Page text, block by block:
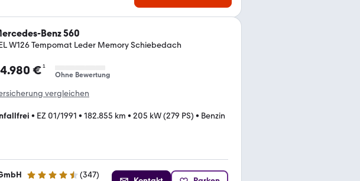
Benz 560
W126 Tempomat Leder Memory Schiebedach
€¹
Ohne Bewertung
vergleichen
• EZ 01/1991 • 182.855 km • 205 kW (279 PS) • Benzin
(347)